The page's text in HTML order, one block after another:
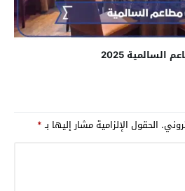
2025
الحقول الإلزامية مشار إليها بـ*